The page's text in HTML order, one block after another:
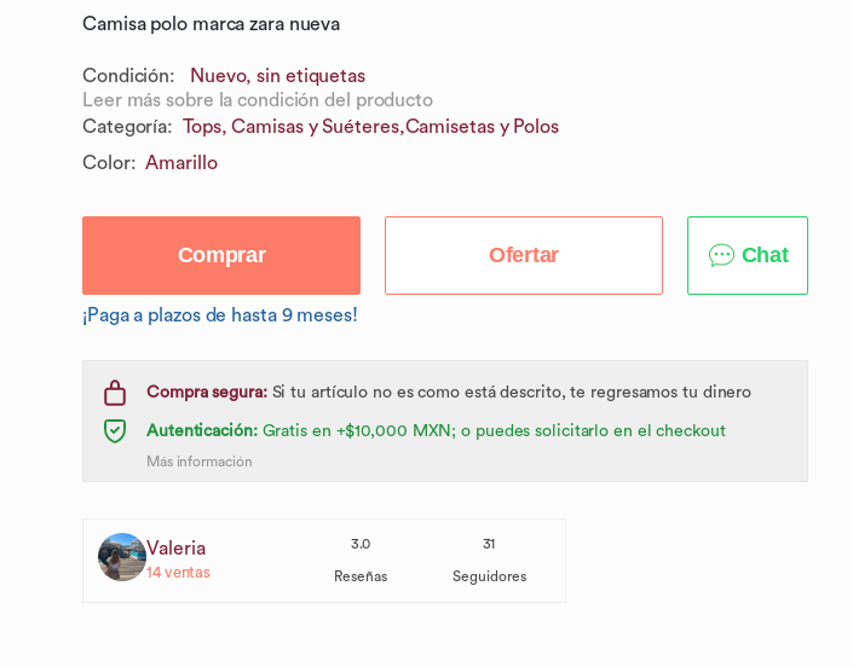
Camisa polo marca zara nueva
Condición:
Nuevo, sin etiquetas
Leer más sobre la condición del producto
Categoría: Tops, Camisas y Suéteres,Camisetas y Polos
Color: Amarillo
Comprar Ofertar Chat
¡Paga a plazos de hasta 9 meses!
Compra segura:Si tu artículo no es como está descrito, te regresamos tu dinero
Autenticación:Gratis en +$10,000 MXN; o puedes solicitarlo en el checkout
Más información
Valeria
14ventas
3.0
Reseñas
31
Seguidores